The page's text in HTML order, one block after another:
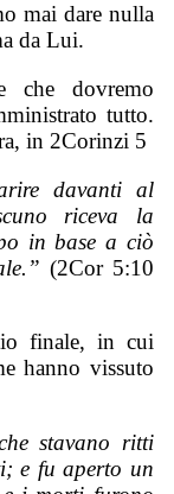
mai dare nulla
da Lui.
che dovremo
tutto.
in 2Corinzi 5
davanti al
riceva la
inbase a ciò
(2Cor 5:10
finale, in cui
hanno vissuto
stavano ritti
e fu aperto un